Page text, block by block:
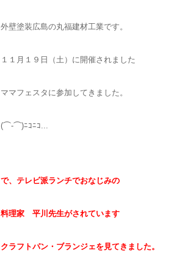
外壁塗装広島の丸福建材工業です。
１１月１９日（土）に開催されました
ママフェスタに参加してきました。
(⌒-⌒)ﾆｺﾆｺ...
で、テレビ派ランチでおなじみの
料理家 平川先生がされています
クラフトパン・ブランジェを見てきました。